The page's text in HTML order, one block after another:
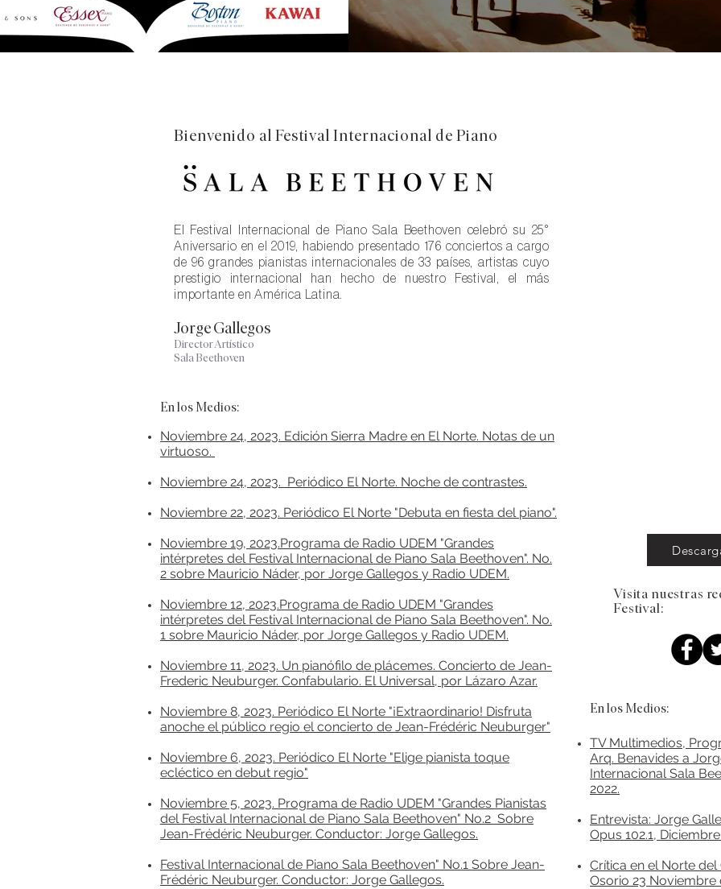
Bienvenido al Festival Internacional de Piano
El Festival Internacional de Piano Sala Beethoven celebró su 25°
Aniversario en el 2019, habiendo presentado 176 conciertos a cargo
de 96 grandes pianistas internacionales de 33 países, artistas cuyo
prestigio internacional han hecho de nuestro Festival, el más
importante en América Latina.
Jorge Gallegos
Director Artístico
Sala Beethoven
En los Medios:
Noviembre 24, 2023. Edición Sierra Madre en El Norte. Notas de un
virtuoso.
Noviembre 24, 2023. Periódico El Norte. Noche de contrastes.
Noviembre 22, 2023. Periódico El Norte "Debuta en fiesta del piano".
Noviembre 19, 2023.Programa de Radio UDEM "Grandes
intérpretes del Festival Internacional de Piano Sala Beethoven". No.
2 sobre Mauricio Náder, por Jorge Gallegos y Radio UDEM.
Noviembre 12, 2023.Programa de Radio UDEM "Grandes
intérpretes del Festival Internacional de Piano Sala Beethoven". No.
1 sobre Mauricio Náder, por Jorge Gallegos y Radio UDEM.
Noviembre 11, 2023. Un pianófilo de plácemes. Concierto de Jean-
Frederic Neuburger. Confabulario. El Universal, por Lázaro Azar.
Noviembre 8, 2023. Periódico El Norte "¡Extraordinario! Disfruta
anoche el público regio el concierto de Jean-Frédéric Neuburger"
Noviembre 6, 2023. Periódico El Norte "Elige pianista toque
ecléctico en debut regio"
Noviembre 5, 2023. Programa de Radio UDEM "Grandes Pianistas
del Festival Internacional de Piano Sala Beethoven" No.2 Sobre
Jean-Frédéric Neuburger. Conductor: Jorge Gallegos.
Festival Internacional de Piano Sala Beethoven" No.1 Sobre Jean-
Frédéric Neuburger. Conductor: Jorge Gallegos.
Visita nuestras
Festival:
En los Medios:
TV Multimedios,
Arq. Benavides a
Internacional Sala
2022.
Entrevista: Jorge
Opus 102.1, Diciembre
Crítica en el Norte
Osorio 23 Noviembre